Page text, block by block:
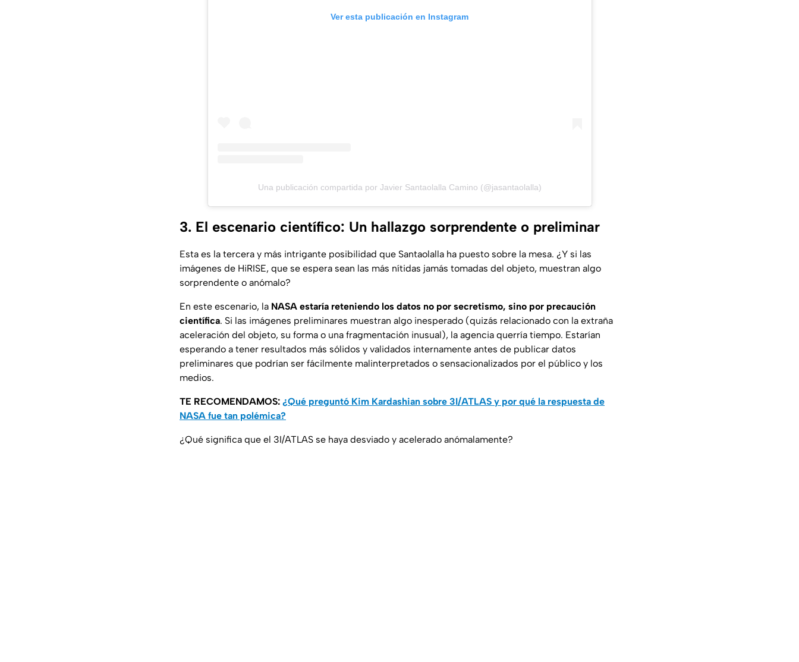
Ver esta publicación en Instagram
Una publicación compartida por Javier Santaolalla Camino (@jasantaolalla)
3. El escenario científico: Un hallazgo sorprendente o preliminar
Esta es la tercera y más intrigante posibilidad que Santaolalla ha puesto sobre la mesa. ¿Y si las
imágenes de HiRISE, que se espera sean las más nítidas jamás tomadas del objeto, muestran algo
sorprendente o anómalo?
En este escenario, la NASA estaría reteniendo los datos no por secretismo, sino por precaución
científica. Si las imágenes preliminares muestran algo inesperado (quizás relacionado con la extraña
aceleración del objeto, su forma o una fragmentación inusual), la agencia querría tiempo. Estarían
esperando a tener resultados más sólidos y validados internamente antes de publicar datos
preliminares que podrían ser fácilmente malinterpretados o sensacionalizados por el público y los
medios.
TE RECOMENDAMOS: ¿Qué preguntó Kim Kardashian sobre 3I/ATLAS y por qué la respuesta de
NASA fue tan polémica?
¿Qué significa que el 3I/ATLAS se haya desviado y acelerado anómalamente?